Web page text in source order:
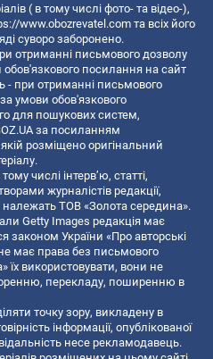
( в тому числі фото- та відео-),
www.obozrevatel.com та всіх його
суворо заборонено.
отриманні письмового дозволу
обов'язкового посилання на сайт
- при отриманні письмового
умови обов'язкового
для пошукових систем,
за посиланням
розміщено оригінальний
числі інтерв’ю, статті,
журналістів редакції,
належать ТОВ «Золота середина».
Getty Images редакція має
законом України «Про авторські
має права без письмового
їх використовувати, вони не
перекладу, поширенню в
точку зору, викладену в
інформації, опублікованої
несе рекламодавець.